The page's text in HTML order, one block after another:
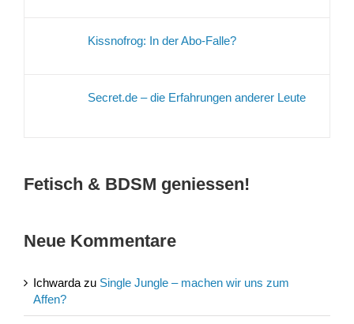
Kissnofrog: In der Abo-Falle?
Secret.de – die Erfahrungen anderer Leute
Fetisch & BDSM geniessen!
Neue Kommentare
Ichwarda zu Single Jungle – machen wir uns zum
Affen?